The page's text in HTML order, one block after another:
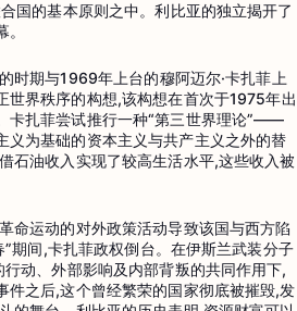
国的基本原则之中。利比亚的独立揭开了
时期与1969年上台的穆阿迈尔·卡扎菲上
世界秩序的构想,该构想在首次于1975年出
卡扎菲尝试推行一种“第三世界理论”——
义为基础的资本主义与共产主义之外的替
石油收入实现了较高生活水平,这些收入被
命运动的对外政策活动导致该国与西方陷
期间,卡扎菲政权倒台。在伊斯兰武装分子
动、外部影响及内部背叛的共同作用下,
件之后,这个曾经繁荣的国家彻底被摧毁,发